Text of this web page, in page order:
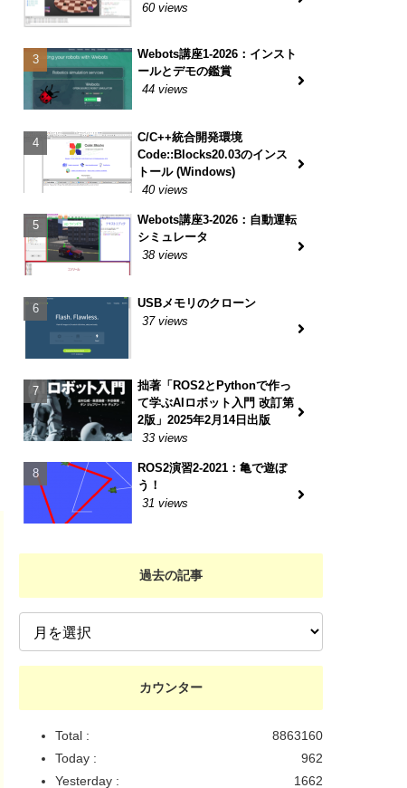
60 views
Webots講座1-2026：インスト
ールとデモの鑑賞
44 views
C/C++統合開発環境
Code::Blocks20.03のインス
トール (Windows)
40 views
Webots講座3-2026：自動運転
シミュレータ
38 views
USBメモリのクローン
37 views
拙著「ROS2とPythonで作っ
て学ぶAIロボット入門 改訂第
2版」2025年2月14日出版
33 views
ROS2演習2-2021：亀で遊ぼ
う！
31 views
過去の記事
カウンター
8863160
Total :
962
Today :
1662
Yesterday :